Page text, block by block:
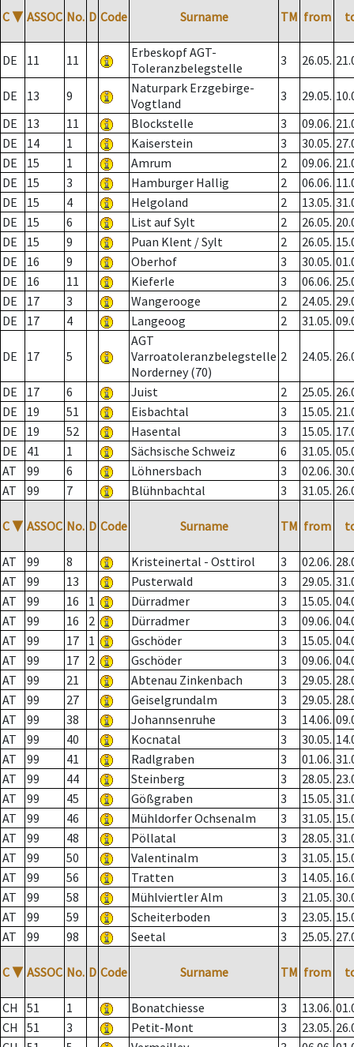
C ▼ ASSOC No. D Code Surname TM from
DE 11 11
Erbeskopf AGT-
Toleranzbelegstelle
3 26.05.
DE 13 9
Naturpark Erzgebirge-
Vogtland
3 29.05.
DE
13 11 Blockstelle 3 09.06.
DE
14 1 Kaiserstein 3 30.05.
DE
15 1 Amrum 2 09.06.
DE
15 3 Hamburger Hallig 2 06.06.
DE
15 4 Helgoland 2 13.05.
DE
15 6 List auf Sylt 2 26.05.
DE
15 9 Puan Klent / Sylt 2 26.05.
DE
16 9 Oberhof 3 30.05.
DE
16 11 Kieferle 3 06.06.
DE
17 3 Wangerooge 2 24.05.
DE
17 4 Langeoog 2 31.05.
DE 17 5
AGT
Varroatoleranzbelegstelle
Norderney (70)
2 24.05.
DE 17 6 Juist 2 25.05.
DE
19 51 Eisbachtal 3 15.05.
DE
19 52 Hasental 3 15.05.
DE
41 1 Sächsische Schweiz 6 31.05.
AT
99 6 Löhnersbach 3 02.06.
AT
99 7 Blühnbachtal 3 31.05.
C ▼ ASSOC No. D Code Surname TM from
AT 99 8 Kristeinertal - Osttirol 3 02.06.
AT
99 13 Pusterwald 3 29.05.
AT
99 16 1 Dürradmer 3 15.05.
AT
99 16 2 Dürradmer 3 09.06.
AT
99 17 1 Gschöder 3 15.05.
AT
99 17 2 Gschöder 3 09.06.
AT
99 21 Abtenau Zinkenbach 3 29.05.
AT
99 27 Geiselgrundalm 3 29.05.
AT
99 38 Johannsenruhe 3 14.06.
AT
99 40 Kocnatal 3 30.05.
AT
99 41 Radlgraben 3 01.06.
AT
99 44 Steinberg 3 28.05.
AT
99 45 Gößgraben 3 15.05.
AT
99 46 Mühldorfer Ochsenalm 3 31.05.
AT
99 48 Pöllatal 3 28.05.
AT
99 50 Valentinalm 3 31.05.
AT
99 56 Tratten 3 14.05.
AT
99 58 Mühlviertler Alm 3 21.05.
AT
99 59 Scheiterboden 3 23.05.
AT
99 98 Seetal 3 25.05.
C ▼ ASSOC No. D Code Surname TM from
CH 51 1 Bonatchiesse 3 13.06.
CH
51 3 Petit-Mont 3 23.05.